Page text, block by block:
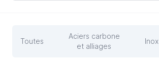
Toutes
Aciers carbone
et alliages
Inox